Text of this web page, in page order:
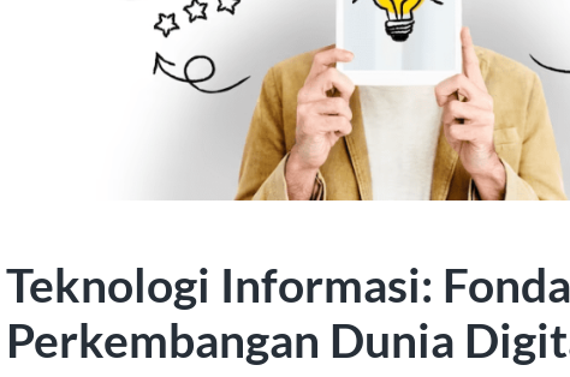
Teknologi Informasi:
Perkembangan Dunia